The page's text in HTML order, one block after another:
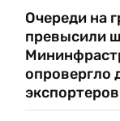
Очереди на
превысили
опровергло
экспортеров